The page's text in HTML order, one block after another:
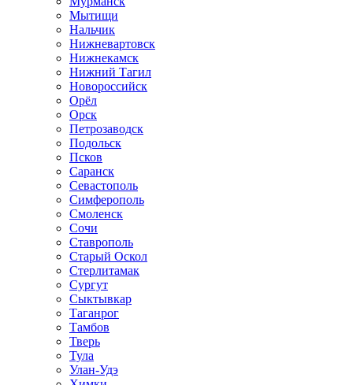
Мытищи
Нальчик
Нижневартовск
Нижнекамск
Нижний Тагил
Новороссийск
Орёл
Орск
Петрозаводск
Подольск
Псков
Саранск
Севастополь
Симферополь
Смоленск
Сочи
Ставрополь
Старый Оскол
Стерлитамак
Сургут
Сыктывкар
Таганрог
Тамбов
Тверь
Тула
Улан-Удэ